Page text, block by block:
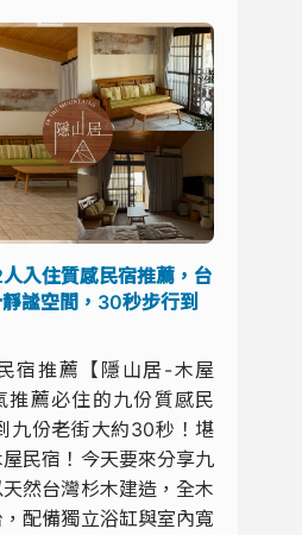
入住質感民宿推薦，台
謐空間，30秒步行到
宿推薦【隱山居-木屋
薦必住的九份質感民
九份老街大約30秒！堪
民宿！今天要來分享九
然台灣杉木建造，全木
配備獨立浴缸與室內寬